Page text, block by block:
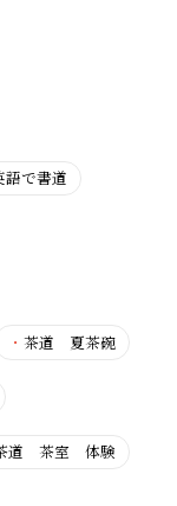
語で書道
・茶道 夏茶碗
道 茶室 体験